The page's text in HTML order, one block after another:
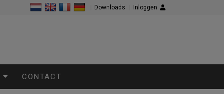
Inloggen
Downloads
CONTACT